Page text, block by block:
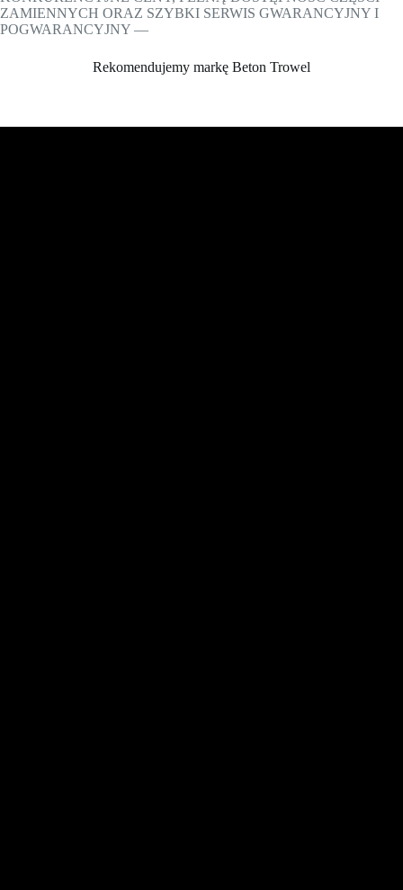
ZAMIENNYCH ORAZ SZYBKI SERWIS GWARANCYJNY I
POGWARANCYJNY —
Rekomendujemy markę Beton Trowel